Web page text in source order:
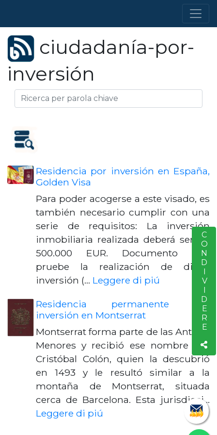
ciudadanía-por-
inversión
Residencia por inversión en España,
Golden Visa
Para poder acogerse a este visado, es
también necesario cumplir con una
serie de requisitos: La inversión
inmobiliaria realizada deberá ser de
500.000 EUR. Documento que
pruebe la realización de dicha
inversión (… Leggere di piú
Residencia permanente por
inversión en Montserrat
Montserrat forma parte de las Antillas
Menores y recibió ese nombre por
Cristóbal Colón, quien la descubrió
en 1493 y le resultó similar a la
montaña de Montserrat, situada
cerca de Barcelona. Esta jurisdicci…
Leggere di piú
CONDIVIDERE